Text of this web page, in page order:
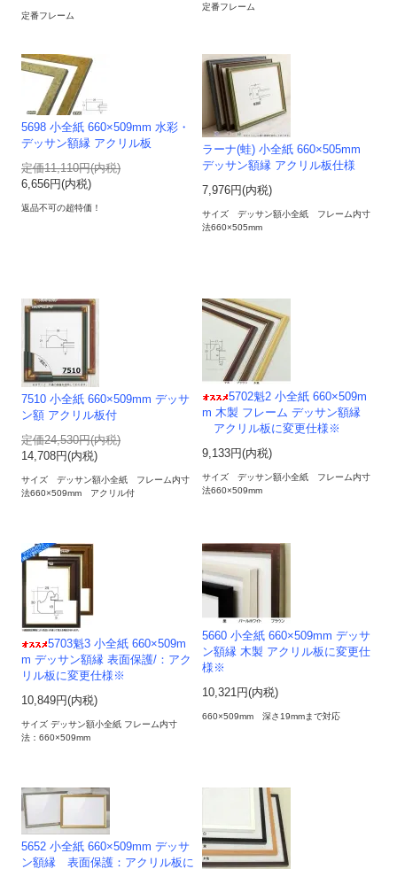
定番フレーム
定番フレーム
5698 小全紙 660×509mm 水彩・
デッサン額縁 アクリル板
定価11,110円(内税)
6,656円(内税)
返品不可の超特価！
ラーナ(蛙) 小全紙 660×505mm
デッサン額縁 アクリル板仕様
7,976円(内税)
サイズ デッサン額小全紙 フレーム内寸
法660×505mm
7510 小全紙 660×509mm デッサ
ン額 アクリル板付
定価24,530円(内税)
14,708円(内税)
サイズ デッサン額小全紙 フレーム内寸
法660×509mm アクリル付
5702魁2 小全紙 660×509m
m 木製 フレーム デッサン額縁
アクリル板に変更仕様※
9,133円(内税)
サイズ デッサン額小全紙 フレーム内寸
法660×509mm
5703魁3 小全紙 660×509m
m デッサン額縁 表面保護/：アク
リル板に変更仕様※
10,849円(内税)
サイズ デッサン額小全紙 フレーム内寸
法：660×509mm
5660 小全紙 660×509mm デッサ
ン額縁 木製 アクリル板に変更仕
様※
10,321円(内税)
660×509mm 深さ19mmまで対応
5652 小全紙 660×509mm デッサ
ン額縁 表面保護：アクリル板に